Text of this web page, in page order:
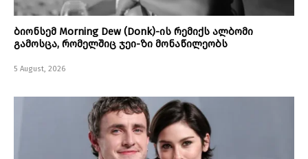
ბიონსემ Morning Dew (Donk)-ის რემიქს ალბომი
გამოსცა, რომელშიც ჯეი-ზი მონაწილეობს
5 August, 2026